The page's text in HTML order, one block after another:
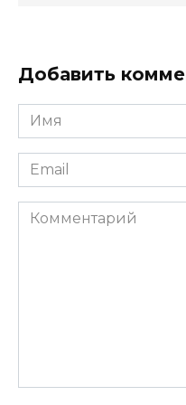
Добавить
Имя
*
Email
*
Комментарий